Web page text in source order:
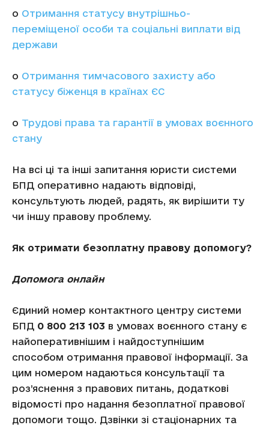
o Отримання статусу внутрішньо-
переміщеної особи та соціальні виплати від
держави
o Отримання тимчасового захисту або
статусу біженця в країнах ЄС
o Трудові права та гарантії в умовах воєнного
стану
На всі ці та інші запитання юристи системи
БПД оперативно надають відповіді,
консультують людей, радять, як вирішити ту
чи іншу правову проблему.
Як отримати безоплатну правову допомогу?
Допомога онлайн
Єдиний номер контактного центру системи
БПД 0 800 213 103 в умовах воєнного стану є
найоперативнішим і найдоступнішим
способом отримання правової інформації. За
цим номером надаються консультації та
роз’яснення з правових питань, додаткові
відомості про надання безоплатної правової
допомоги тощо. Дзвінки зі стаціонарних та